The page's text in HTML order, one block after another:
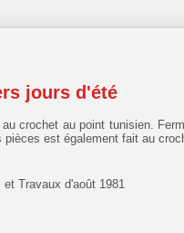
jours d'été
crochet au point tunisien.
pièces est également fait au
et Travaux d'août 1981